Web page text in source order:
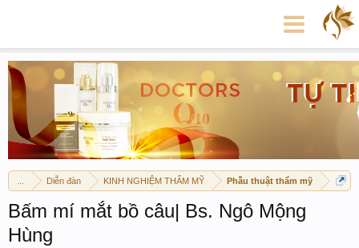
Diễn đàn KINH NGHIỆM THẨM MỸ Phẫu thuật thẩm mỹ
Bấm mí mắt bồ câu| Bs. Ngô Mộng
Hùng